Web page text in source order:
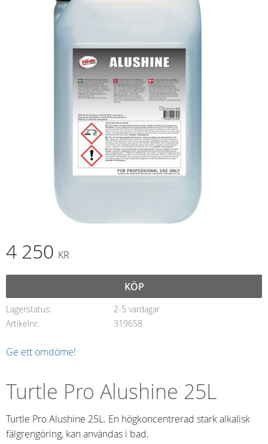
4 250 KR
KÖP
Lagerstatus
2-5 vardagar
Artikelnr
319658
Ge ett omdöme!
Turtle Pro Alushine 25L
Turtle Pro Alushine 25L. En högkoncentrerad stark alkalisk
fälgrengöring, kan användas i bad.